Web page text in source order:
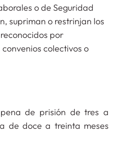
o de Seguridad
supriman o restrinjan los
por
colectivos o
de prisión de tres a
de doce a treinta meses